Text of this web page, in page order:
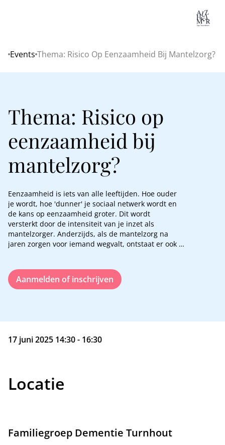
Home
Events Thema: Risico Op Eenzaamheid Bij Mantelzorg?
Thema: Risico op
eenzaamheid bij
mantelzorg?
Eenzaamheid is iets van alle leeftijden. Hoe ouder
je wordt, hoe 'dunner' je sociaal netwerk wordt en
de kans op eenzaamheid groter. Dit wordt
versterkt door de intensiteit van je inzet als
mantelzorger. Anderzijds, als de mantelzorg na
jaren zorgen voor iemand wegvalt, ontstaat er ook
Aanmelden of inschrijven
17 juni 2025 14:30 - 16:30
Locatie
Familiegroep Dementie Turnhout